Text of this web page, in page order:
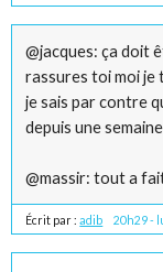
@jacques: ça doit
rassures toi moi je
je sais par contre
depuis une
@massir: tout a
Écrit par :adib 20h29-